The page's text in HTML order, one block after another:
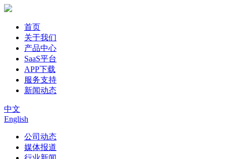
首页
关于我们
产品中心
SaaS平台
APP下载
服务支持
新闻动态
中文
English
公司动态
媒体报道